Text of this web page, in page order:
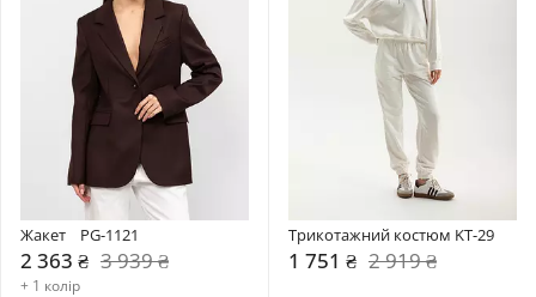
Жакет    PG-1121
2 363 ₴ 3 939 ₴
+ 1 колір
Трикотажний костюм KT-29
1 751 ₴ 2 919 ₴